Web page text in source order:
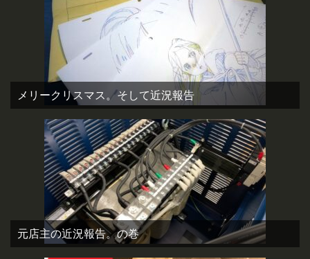
メリークリスマス。そして近況報告
元店主の近況報告。の巻